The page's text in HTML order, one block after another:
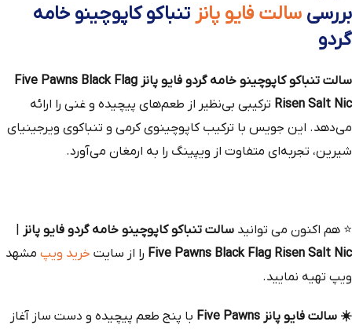
بررسی سالت فایو پانز تنباکو کاپوچینو خامه
گردو
سالت تنباکو کاپوچینو خامه گردو فایو پانز Five Pawns Black Flag
Risen Salt Nic ترکیبی بی‌نظیر از طعم‌های پیچیده و غنی را ارائه
می‌دهد. این جویس با ترکیب کاپوچینوی کرمی و تنباکوی ویرجینیای
شیرین، تجربه‌ای متفاوت از ویپینگ را به ارمغان می‌آورد.
⭐ هم‌ اکنون می‌ توانید سالت تنباکو کاپوچینو خامه گردو فایو پانز
Five Pawns Black Flag Risen Salt Nic را از سایت خرید ویپ مشهد
ویپ تهیه نمایید.
☀️ سالت فایو پانز Five Pawns با پنج طعم پیچیده و دست‌ ساز آغاز